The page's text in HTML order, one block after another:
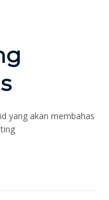
yang akan membahas